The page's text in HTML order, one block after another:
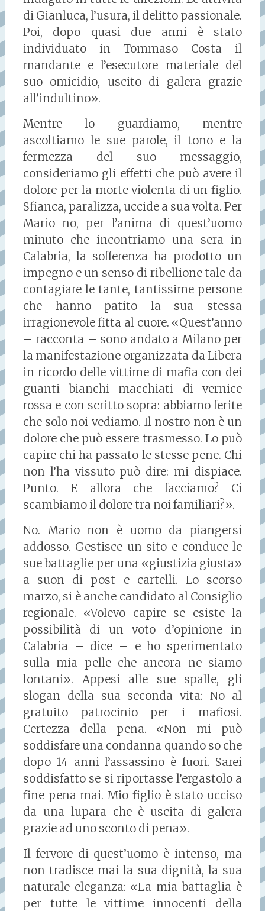
di Gianluca, l’usura, il delitto passionale.
Poi, dopo quasi due anni è stato
individuato in Tommaso Costa il
mandante e l’esecutore materiale del
suo omicidio, uscito di galera grazie
all’indultino».
Mentre lo guardiamo, mentre
ascoltiamo le sue parole, il tono e la
fermezza del suo messaggio,
consideriamo gli effetti che può avere il
dolore per la morte violenta di un figlio.
Sfianca, paralizza, uccide a sua volta. Per
Mario no, per l’anima di quest’uomo
minuto che incontriamo una sera in
Calabria, la sofferenza ha prodotto un
impegno e un senso di ribellione tale da
contagiare le tante, tantissime persone
che hanno patito la sua stessa
irragionevole fitta al cuore. «Quest’anno
– racconta – sono andato a Milano per
la manifestazione organizzata da Libera
in ricordo delle vittime di mafia con dei
guanti bianchi macchiati di vernice
rossa e con scritto sopra: abbiamo ferite
che solo noi vediamo. Il nostro non è un
dolore che può essere trasmesso. Lo può
capire chi ha passato le stesse pene. Chi
non l’ha vissuto può dire: mi dispiace.
Punto. E allora che facciamo? Ci
scambiamo il dolore tra noi familiari?».
No. Mario non è uomo da piangersi
addosso. Gestisce un sito e conduce le
sue battaglie per una «giustizia giusta»
a suon di post e cartelli. Lo scorso
marzo, si è anche candidato al Consiglio
regionale. «Volevo capire se esiste la
possibilità di un voto d’opinione in
Calabria – dice – e ho sperimentato
sulla mia pelle che ancora ne siamo
lontani». Appesi alle sue spalle, gli
slogan della sua seconda vita: No al
gratuito patrocinio per i mafiosi.
Certezza della pena. «Non mi può
soddisfare una condanna quando so che
dopo 14 anni l’assassino è fuori. Sarei
soddisfatto se si riportasse l’ergastolo a
fine pena mai. Mio figlio è stato ucciso
da una lupara che è uscita di galera
grazie ad uno sconto di pena».
Il fervore di quest’uomo è intenso, ma
non tradisce mai la sua dignità, la sua
naturale eleganza: «La mia battaglia è
per tutte le vittime innocenti della